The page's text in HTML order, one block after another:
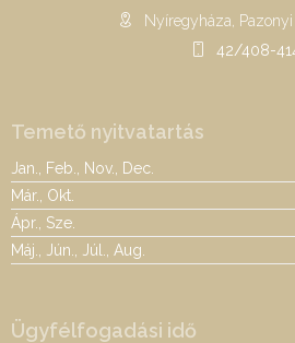
Nyíregyháza,
42/408-
Temető nyitvatartás
Jan., Feb., Nov., Dec.
Már., Okt.
Ápr., Sze.
Máj., Jún., Júl., Aug.
Ügyfélfogadási idő